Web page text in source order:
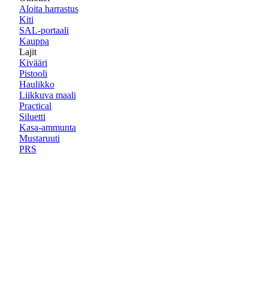
Aloita harrastus
Kiti
SAL-portaali
Kauppa
Lajit
Kivääri
Pistooli
Haulikko
Liikkuva maali
Practical
Siluetti
Kasa-ammunta
Mustaruuti
PRS